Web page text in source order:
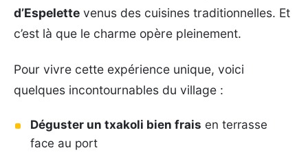
d’Espelette venus des cuisines traditionnelles. Et
c’est là que le charme opère pleinement.
Pour vivre cette expérience unique, voici
quelques incontournables du village :
Déguster un txakoli bien frais en terrasse
face au port